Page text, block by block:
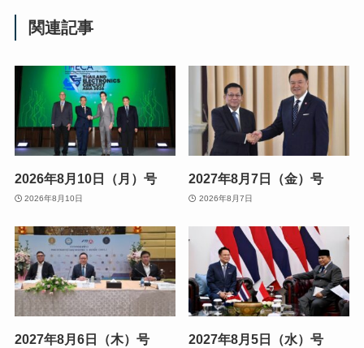
関連記事
2026年8月10日（月）号
2026年8月10日
2027年8月7日（金）号
2026年8月7日
2027年8月6日（木）号 2027年8月5日（水）号